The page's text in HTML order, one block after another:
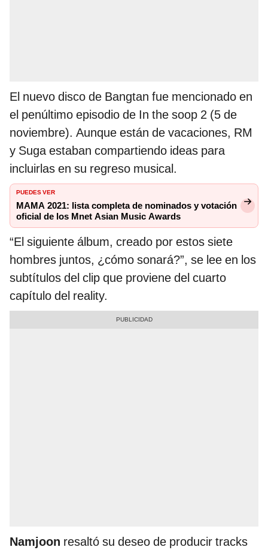
El nuevo disco de Bangtan fue mencionado en
el penúltimo episodio de In the soop 2 (5 de
noviembre). Aunque están de vacaciones, RM
y Suga estaban compartiendo ideas para
incluirlas en su regreso musical.
PUEDES VER
MAMA 2021: lista completa de nominados y votación
oficial de los Mnet Asian Music Awards
“El siguiente álbum, creado por estos siete
hombres juntos, ¿cómo sonará?”, se lee en los
subtítulos del clip que proviene del cuarto
capítulo del reality.
Namjoon resaltó su deseo de producir tracks